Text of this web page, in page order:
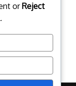
orReject